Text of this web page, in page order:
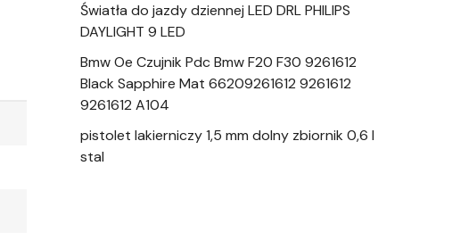
Światła do jazdy dziennej LED DRL PHILIPS
DAYLIGHT 9 LED
Bmw Oe Czujnik Pdc Bmw F20 F30 9261612
Black Sapphire Mat 66209261612 9261612
9261612 A104
pistolet lakierniczy 1,5 mm dolny zbiornik 0,6 l
stal